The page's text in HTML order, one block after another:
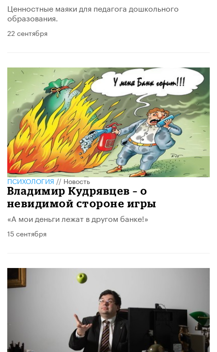
Ценностные маяки для педагога дошкольного
образования.
22 сентября
ПСИХОЛОГИЯ//Новость
Владимир Кудрявцев – о
невидимой стороне игры
«А мои деньги лежат в другом банке!»
15 сентября